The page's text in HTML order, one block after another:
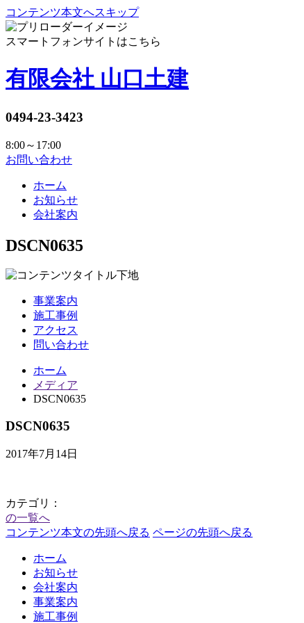
コンテンツ本文へスキップ
スマートフォンサイトはこちら
有限会社 山口土建
0494-23-3423
8:00～17:00
お問い合わせ
ホーム
お知らせ
会社案内
DSCN0635
事業案内
施工事例
アクセス
問い合わせ
ホーム
メディア
DSCN0635
DSCN0635
2017年7月14日
カテゴリ：
の一覧へ
コンテンツ本文の先頭へ戻る ページの先頭へ戻る
ホーム
お知らせ
会社案内
事業案内
施工事例